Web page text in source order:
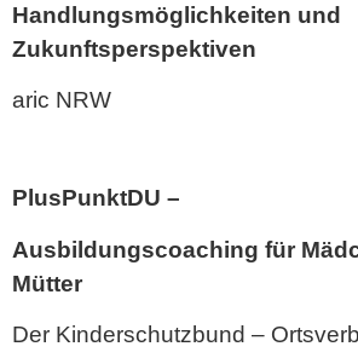
Handlungsmöglichkeiten und
Zukunftsperspektiven
aric NRW
PlusPunktDU –
Ausbildungscoaching für
Mütter
Der Kinderschutzbund –